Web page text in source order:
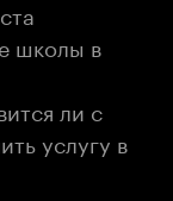
школы в
ли с
услугу в